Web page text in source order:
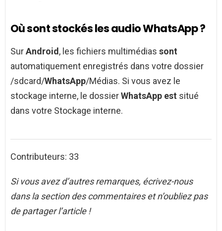
Où sont stockés les audio WhatsApp ?
SurAndroid , les fichiers multimédias sont
automatiquement enregistrés dans votre dossier
/sdcard/WhatsApp/Médias. Si vous avez le
stockage interne, le dossierWhatsApp est situé
dans votre Stockage interne.
Contributeurs: 33
Si vous avez d’autres remarques, écrivez-nous
dans la section des commentaires et n’oubliez pas
de partager l’article !